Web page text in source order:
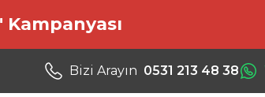
Bizi Arayın 0531 213 48 38